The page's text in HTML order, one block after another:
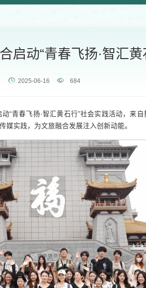
启动“青春飞扬·智汇
2025-06-16 684
“青春飞扬·智汇黄石行”社会实践活动，来
实践，为文旅融合发展注入创新动能。